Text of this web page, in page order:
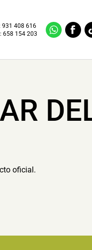
931 408 616
658 154 203
oficial.